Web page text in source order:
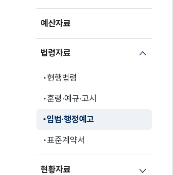
예산자료
법령자료
현행법령
훈령·예규·고시
입법·행정예고
표준계약서
현황자료